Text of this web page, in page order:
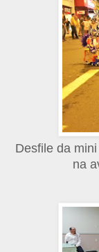
Desfile da
na